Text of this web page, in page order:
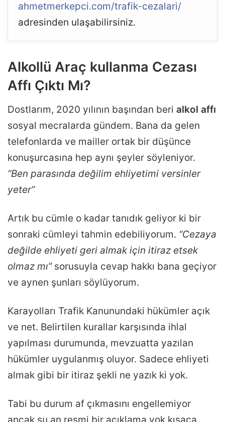
ahmetmerkepci.com/trafik-cezalari/
adresinden ulaşabilirsiniz.
Alkollü Araç kullanma Cezası
Affı Çıktı Mı?
Dostlarım, 2020 yılının başından beri alkol affı
sosyal mecralarda gündem. Bana da gelen
telefonlarda ve mailler ortak bir düşünce
konuşurcasına hep aynı şeyler söyleniyor.
“Ben parasında değilim ehliyetimi versinler
yeter”
Artık bu cümle o kadar tanıdık geliyor ki bir
sonraki cümleyi tahmin edebiliyorum. “Cezaya
değilde ehliyeti geri almak için itiraz etsek
olmaz mı”sorusuyla cevap hakkı bana geçiyor
ve aynen şunları söylüyorum.
Karayolları Trafik Kanunundaki hükümler açık
ve net. Belirtilen kurallar karşısında ihlal
yapılması durumunda, mevzuatta yazılan
hükümler uygulanmış oluyor. Sadece ehliyeti
almak gibi bir itiraz şekli ne yazık ki yok.
Tabi bu durum af çıkmasını engellemiyor